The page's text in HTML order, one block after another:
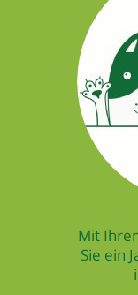
Mit
Sie ein